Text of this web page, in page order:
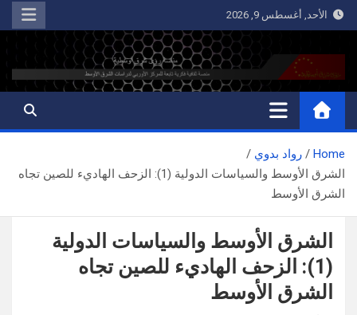
Skip
to
الأحد, أغسطس 9, 2026
رؤى شرق أوسطية
منصة ثقافية فكرية تابعة للمركز الأوربي لدراسات الشرق الأوسط
Home
رواد بدوي
الشرق الأوسط والسياسات الدولية (1): الزحف الهاديء للصين تجاه
الشرق الأوسط
الشرق الأوسط والسياسات الدولية
(1): الزحف الهاديء للصين تجاه
الشرق الأوسط